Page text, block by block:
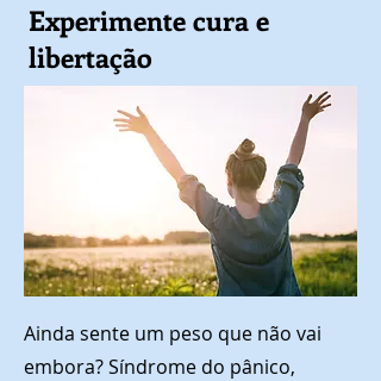
Experimente cura e
libertação
Ainda sente um peso que não vai
embora? Síndrome do pânico,